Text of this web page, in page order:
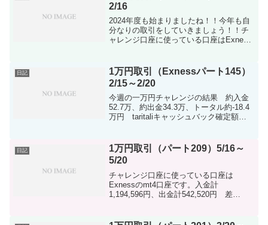
2/16
2024年度も始まりましたね！！今年も自
分なりの取引をしていきましょう！！チ
ャレンジ口座に使っている口座はExness
ていきましょう！入金計 40,000円...
日記
1万円取引（Exnessパート145）
2/15～2/20
今週の一万円チャレンジの結果 約入金
52.7万、約出金34.3万、トータル約-18.4
万円 taritaliキャッシュバック確定額
で入金しようと思いましたが止めてお...
日記
1万円取引（パート209）5/16～
5/20
チャレンジ口座に使っている口座は
Exnessのmt4口座です。入金計
1,194,596円、出金計542,520円 差
けて行ってます。今週は入金しま...